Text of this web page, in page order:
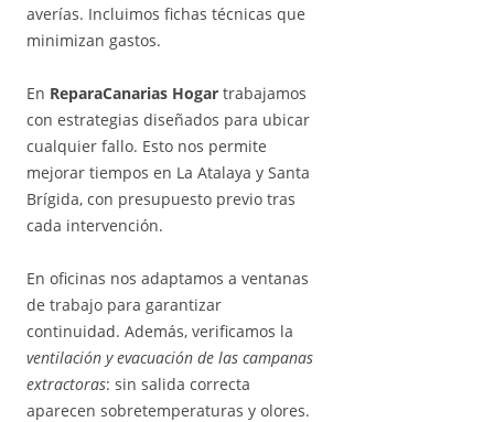
averías. Incluimos fichas técnicas que
minimizan gastos.
En ReparaCanarias Hogar trabajamos
con estrategias diseñados para ubicar
cualquier fallo. Esto nos permite
mejorar tiempos en La Atalaya y Santa
Brígida, con presupuesto previo tras
cada intervención.
En oficinas nos adaptamos a ventanas
de trabajo para garantizar
continuidad. Además, verificamos la
ventilación y evacuación de las campanas
extractoras: sin salida correcta
aparecen sobretemperaturas y olores.